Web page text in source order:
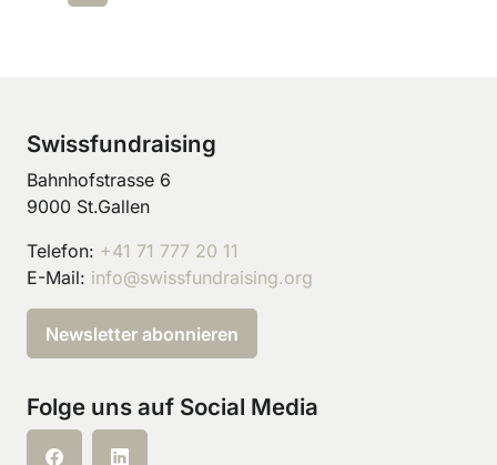
Swissfundraising
Bahnhofstrasse 6
9000 St.Gallen
Telefon: +41 71 777 20 11
E-Mail: info@swissfundraising.org
Newsletter abonnieren
Folge uns auf Social Media